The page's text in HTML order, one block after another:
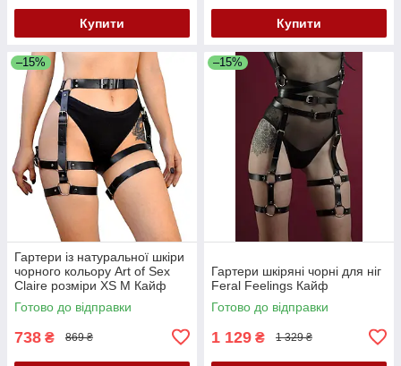
Купити Купити
–15%
Гартери із натуральної шкіри
чорного кольору Art of Sex
Claire розміри XS М Кайф
Готово до відправки
738 ₴ 869 ₴
–15%
Гартери шкіряні чорні для ніг
Feral Feelings Кайф
Готово до відправки
1 129 ₴ 1 329 ₴